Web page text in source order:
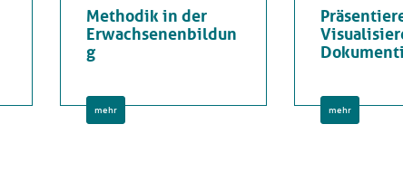
Methodik in der
Erwachsenenbildun
g
mehr mehr